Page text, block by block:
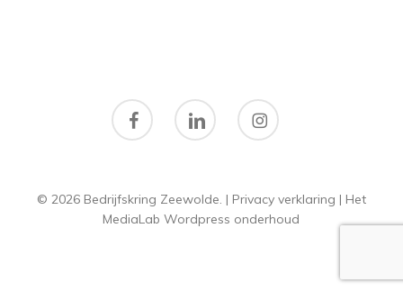
facebook linkedin instagram
© 2026 Bedrijfskring Zeewolde. | Privacy verklaring | Het
MediaLab Wordpress onderhoud